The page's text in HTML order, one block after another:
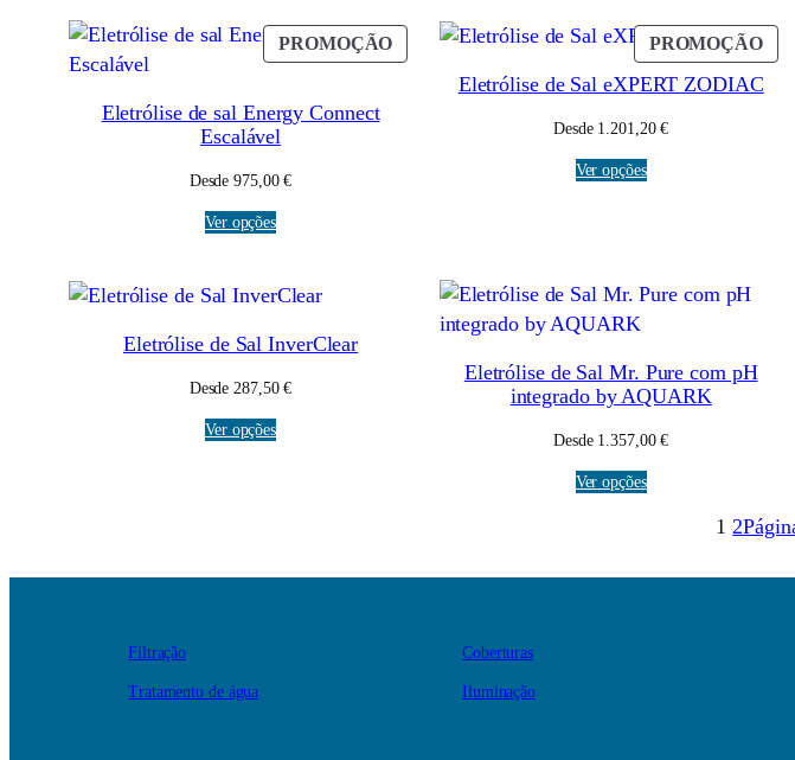
PROMOÇÃOPRODUTO
EM
PROMOÇÃO
Eletrólise de sal Energy Connect
Escalável
Desde 975,00€
Ver opções
PROMOÇÃO
EM
Eletrólise de Sal eXPERT ZODIAC
Desde 1.201,20€
Ver opções
Eletrólise de Sal InverClear
Desde 287,50€
Ver opções
Eletrólise de Sal Mr. Pure com pH
integrado by AQUARK
Desde 1.357,00€
Ver opções
1 2
Filtração
Tratamento de água
Coberturas
Iluminação